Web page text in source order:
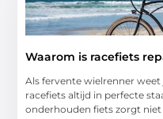
Waarom is racefiets
Als fervente wielrenner
racefiets altijd in perfecte
onderhouden fiets zorgt niet